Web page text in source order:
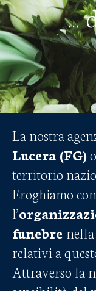
...
La nostra
Lucera (FG)
territorio
Eroghiamo
l’
funebre
relativi a
Attraverso la